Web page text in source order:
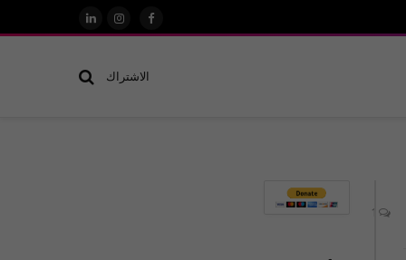
فيسبوكالانستغرام
لينكدإن
الاشتراك